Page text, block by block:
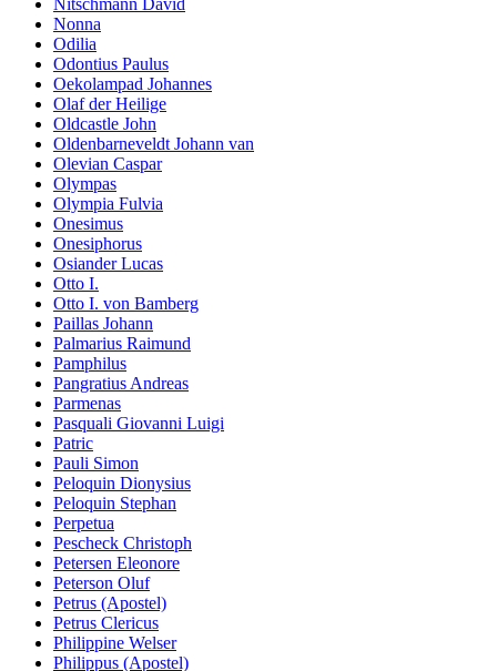
Nonna
Odilia
Odontius Paulus
Oekolampad Johannes
Olaf der Heilige
Oldcastle John
Oldenbarneveldt Johann van
Olevian Caspar
Olympas
Olympia Fulvia
Onesimus
Onesiphorus
Osiander Lucas
Otto I.
Otto I. von Bamberg
Paillas Johann
Palmarius Raimund
Pamphilus
Pangratius Andreas
Parmenas
Pasquali Giovanni Luigi
Patric
Pauli Simon
Peloquin Dionysius
Peloquin Stephan
Perpetua
Pescheck Christoph
Petersen Eleonore
Peterson Oluf
Petrus (Apostel)
Petrus Clericus
Philippine Welser
Philippus (Apostel)